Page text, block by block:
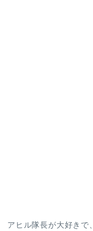
アヒル隊長が大好きで